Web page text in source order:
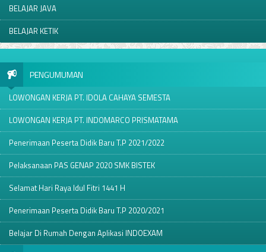
BELAJAR JAVA
BELAJAR KETIK
PENGUMUMAN
LOWONGAN KERJA PT. IDOLA CAHAYA SEMESTA
LOWONGAN KERJA PT. INDOMARCO PRISMATAMA
Penerimaan Peserta Didik Baru T.P 2021/2022
Pelaksanaan PAS GENAP 2020 SMK BISTEK
Selamat Hari Raya Idul Fitri 1441 H
Penerimaan Peserta Didik Baru T.P 2020/2021
Belajar Di Rumah Dengan Aplikasi INDOEXAM